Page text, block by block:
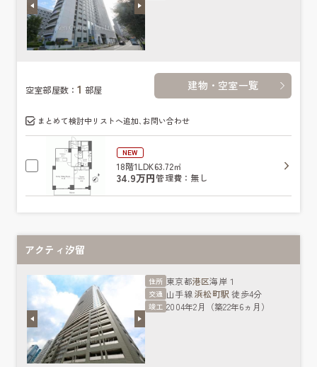
空室部屋数：1 部屋 建物・空室一覧
まとめて検討中リストへ追加､お問い合わせ
NEW
18階1LDK63.72㎡
34.9万円管理費：無し
アクティ汐留
住所 東京都港区海岸１
交通 山手線浜松町駅 徒歩4分
竣工 2004年2月（築22年6ヵ月）